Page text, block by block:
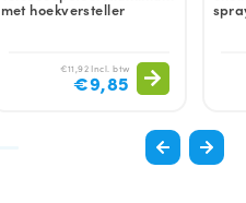
met hoekversteller
€11,92 Incl. btw
€9,85